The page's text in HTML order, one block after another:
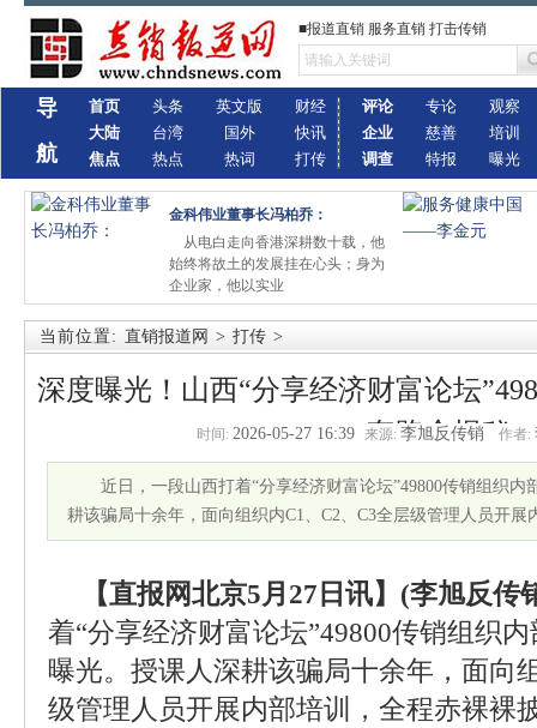
■报道直销 服务直销 打击传销
导
航
首页
大陆
焦点
头条
台湾
热点
英文版
国外
热词
财经
快讯
打传
评论
企业
调查
专论
慈善
特报
观察
培训
曝光
金科伟业董事长冯柏乔：
从电白走向香港深耕数十载，他
始终将故土的发展挂在心头；身为
企业家，他以实业
当前位置: 直销报道网 > 打传 >
深度曝光！山西“分享经济财富论坛
套路全揭秘
时间: 2026-05-27 16:39 来源: 李旭反传销 作者:
近日，一段山西打着“分享经济财富论坛”49800传销组织
耕该骗局十余年，面向组织内C1、C2、C3全层级管理人员开展
【直报网北京5月27日讯】(李旭反传
着“分享经济财富论坛”49800传销组织
曝光。授课人深耕该骗局十余年，面向
级管理人员开展内部培训，全程赤裸裸